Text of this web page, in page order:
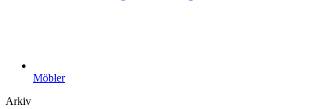
Möbler
Arkiv